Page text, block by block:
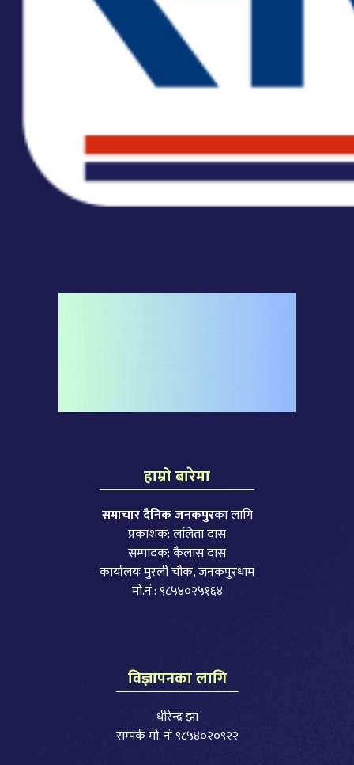
हाम्रो बारेमा
समाचार दैनिक जनकपुरका लागि
प्रकाशक: ललिता दास
सम्पादक: कैलास दास
कार्यालयः मुरली चौक, जनकपुरधाम
मो.नं.: ९८५४०२५१६४
विज्ञापनका लागि
धीरेन्द्र झा
सम्पर्क मो. नंः ९८५४०२०९२२